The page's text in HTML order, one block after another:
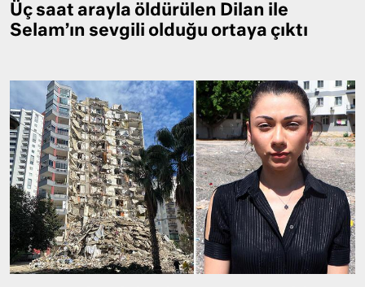
Üç saat arayla öldürülen Dilan ile
Selam’ın sevgili olduğu ortaya çıktı